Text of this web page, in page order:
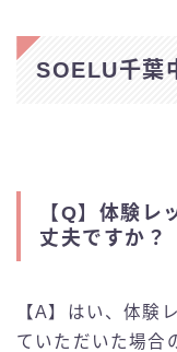
SOELU千葉
【Q】 体験レ
丈夫ですか？
【A】はい、体験
ていただいた場合